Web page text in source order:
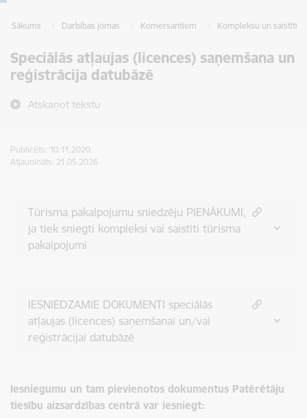
Sākums Darbības jomas Komersantiem Kompleksu un saistītu
Speciālās atļaujas (licences) saņemšana un
reģistrācija datubāzē
Atskaņot tekstu
Publicēts: 10.11.2020.
Atjaunināts: 21.05.2026.
Tūrisma pakalpojumu sniedzēju PIENĀKUMI,
ja tiek sniegti kompleksi vai saistīti tūrisma
pakalpojumi
IESNIEDZAMIE DOKUMENTI speciālās
atļaujas (licences) saņemšanai un/vai
reģistrācijai datubāzē
Iesniegumu un tam pievienotos dokumentus Patērētāju
tiesību aizsardzības centrā var iesniegt: